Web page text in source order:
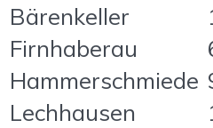
Bärenkeller
Firnhaberau
Hammerschmiede
Lechhausen